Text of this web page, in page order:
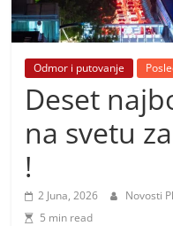
i
t
i
v
n
i
i
Odmor i putovanje
Deset
na svetu
!
2 Juna, 2026 Novosti
5 min read